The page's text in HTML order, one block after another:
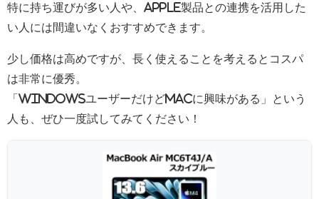
特に持ち運びが多い人や、Apple製品との連携を活用した
い人には間違いなくおすすめできます。
少し価格は高めですが、長く使えることを考えるとコスパ
は非常に優秀。
「WindowsユーザーだけどMacに興味がある」という
人も、ぜひ一度試してみてください！